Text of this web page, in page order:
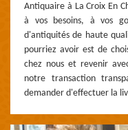
Antiquaire à La Croix En
à vos besoins, à vos
d'antiquités de haute
pourriez avoir est de
chez nous et revenir
notre transaction
demander d'effectuer la